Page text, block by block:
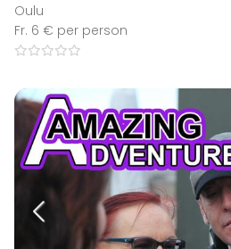
Oulu
Fr. 6 € per person